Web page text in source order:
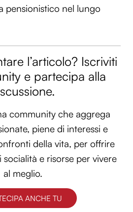
pensionistico nel lungo
l’articolo? Iscriviti
e partecipa alla
community che aggrega
piene di interessi e
della vita, per offrire
e risorse per vivere
al meglio.
ANCHE TU